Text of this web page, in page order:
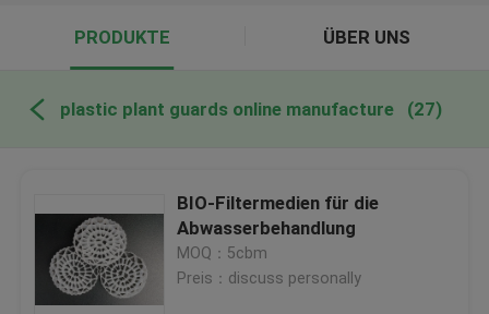
PRODUKTE ÜBER UNS
plastic plant guards online manufacture (27)
BIO-Filtermedien für die
Abwasserbehandlung
MOQ：5cbm
Preis：discuss personally